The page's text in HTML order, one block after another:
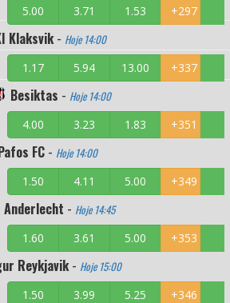
5.00 3.71 1.53 +297
Klaksvik- Hoje 14:00
1.17 5.94 13.00 +337
Besiktas - Hoje 14:00
4.00 3.23 1.83 +351
FC - Hoje 14:00
1.50 4.11 5.00 +349
Anderlecht - Hoje 14:45
1.60 3.61 5.00 +353
Reykjavik- Hoje 15:00
1.50 3.99 5.25 +346